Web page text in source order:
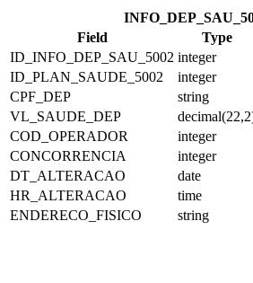
Field
Type
ID_INFO_DEP_SAU_5002 integer
ID_PLAN_SAUDE_5002
integer
CPF_DEP
string
VL_SAUDE_DEP
COD_OPERADOR
integer
CONCORRENCIA
integer
DT_ALTERACAO
date
HR_ALTERACAO
time
ENDERECO_FISICO
string